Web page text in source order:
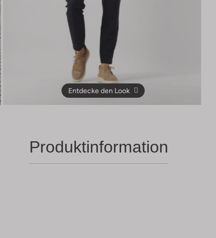
Entdecke den Look
Produktinformation